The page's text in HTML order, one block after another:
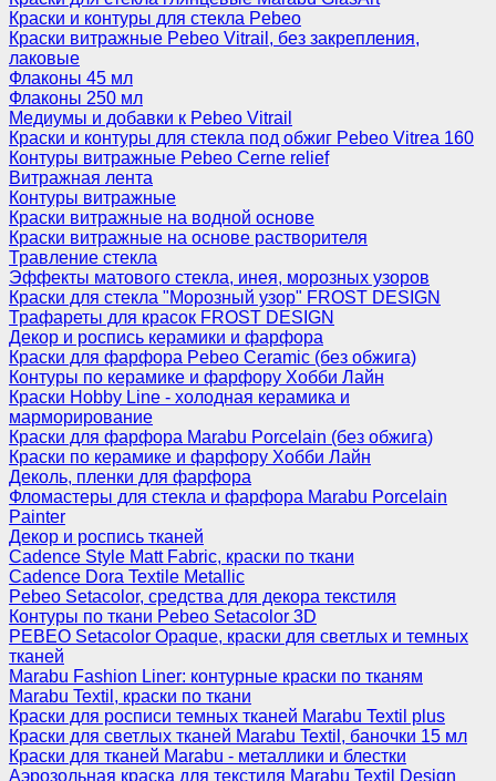
Краски и контуры для стекла Pebeo
Краски витражные Pebeo Vitrail, без закрепления,
лаковые
Флаконы 45 мл
Флаконы 250 мл
Медиумы и добавки к Pebeo Vitrail
Краски и контуры для стекла под обжиг Pebeo Vitrea 160
Контуры витражные Pebeo Cerne relief
Витражная лента
Контуры витражные
Краски витражные на водной основе
Краски витражные на основе растворителя
Травление стекла
Эффекты матового стекла, инея, морозных узоров
Краски для стекла "Морозный узор" FROST DESIGN
Трафареты для красок FROST DESIGN
Декор и роспись керамики и фарфора
Краски для фарфора Pebeo Ceramic (без обжига)
Контуры по керамике и фарфору Хобби Лайн
Краски Hobby Line - холодная керамика и
марморирование
Краски для фарфора Marabu Porcelain (без обжига)
Краски по керамике и фарфору Хобби Лайн
Деколь, пленки для фарфора
Фломастеры для стекла и фарфора Marabu Porcelain
Painter
Декор и роспись тканей
Cadence Style Matt Fabric, краски по ткани
Cadence Dora Textile Metallic
Pebeo Setacolor, средства для декора текстиля
Контуры по ткани Pebeo Setacolor 3D
PEBEO Setacolor Opaque, краски для светлых и темных
тканей
Marabu Fashion Liner: контурные краски по тканям
Marabu Textil, краски по ткани
Краски для росписи темных тканей Marabu Textil plus
Краски для светлых тканей Marabu Textil, баночки 15 мл
Краски для тканей Marabu - металлики и блестки
Аэрозольная краска для текстиля Marabu Textil Design